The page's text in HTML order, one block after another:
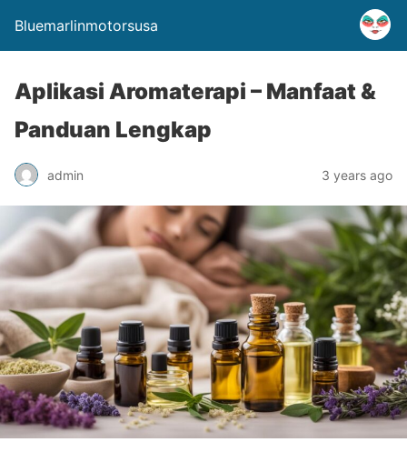
Bluemarlinmotorsusa
Aplikasi Aromaterapi – Manfaat &
Panduan Lengkap
admin 3 years ago